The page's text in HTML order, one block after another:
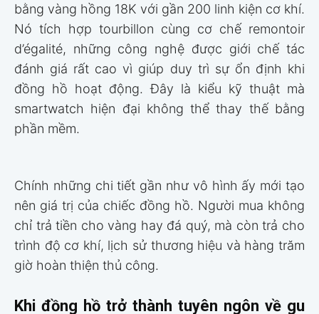
bằng vàng hồng 18K với gần 200 linh kiện cơ khí.
Nó tích hợp tourbillon cùng cơ chế remontoir
d’égalité, những công nghệ được giới chế tác
đánh giá rất cao vì giúp duy trì sự ổn định khi
đồng hồ hoạt động. Đây là kiểu kỹ thuật mà
smartwatch hiện đại không thể thay thế bằng
phần mềm.